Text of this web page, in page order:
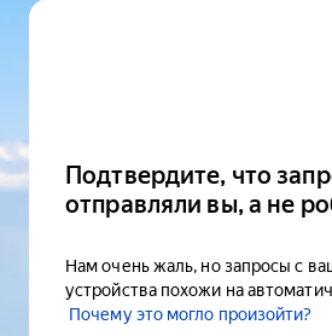
Подтвердите, что
отправляли вы, а не
Нам очень жаль, но запросы с
устройства похожи на
Почему это могло произойти?